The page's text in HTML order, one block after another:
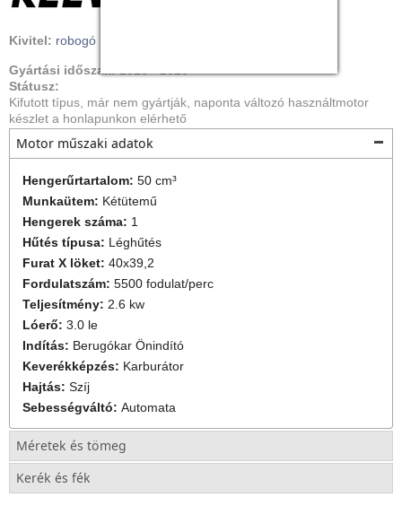
Kivitel: robogó
Gyártási időszak:2016-2020
Státusz:
Kifutott típus, már nem gyártják, naponta változó használtmotor
készlet a honlapunkon elérhető
Motor műszaki adatok
Hengerűrtartalom:50 cm³
Munkaütem: Kétütemű
Hengerek száma: 1
Hűtés típusa: Léghűtés
Furat X löket:40x39,2
Fordulatszám:5500 fodulat/perc
Teljesítmény: 2.6 kw
Lóerő:3.0 le
Indítás: Berugókar Önindító
Keverékképzés: Karburátor
Hajtás:Szíj
Sebességváltó:Automata
Méretek és tömeg
Kerék és fék